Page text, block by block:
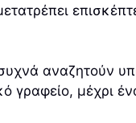
αναζητούν
γραφείο, μέχρι